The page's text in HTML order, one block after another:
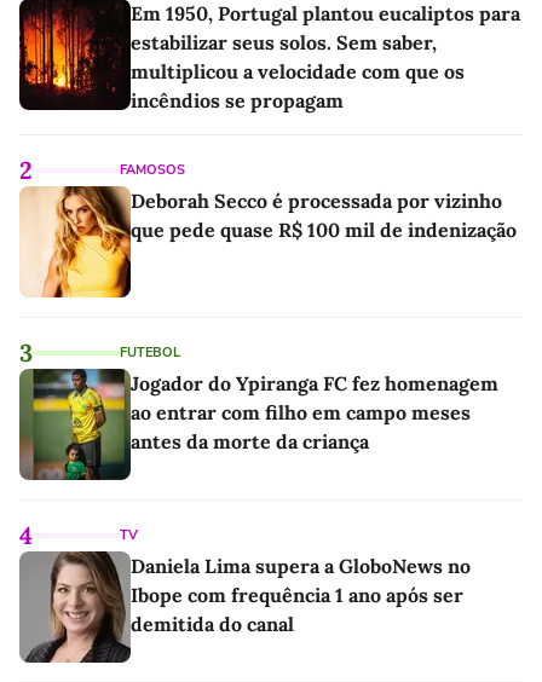
Em 1950, Portugal plantou eucaliptos para
estabilizar seus solos. Sem saber,
multiplicou a velocidade com que os
incêndios se propagam
2 FAMOSOS
Deborah Secco é processada por vizinho
que pede quase R$ 100 mil de indenização
3 FUTEBOL
Jogador do Ypiranga FC fez homenagem
ao entrar com filho em campo meses
antes da morte da criança
4 TV
Daniela Lima supera a GloboNews no
Ibope com frequência 1 ano após ser
demitida do canal